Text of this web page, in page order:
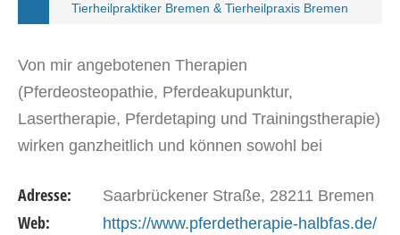
Tierheilpraktiker Bremen & Tierheilpraxis Bremen
Von mir angebotenen Therapien
(Pferdeosteopathie, Pferdeakupunktur,
Lasertherapie, Pferdetaping und Trainingstherapie)
wirken ganzheitlich und können sowohl bei
Auffälligkeiten helfen. Mein…
Adresse: Saarbrückener Straße, 28211 Bremen
Web: https://www.pferdetherapie-halbfas.de/